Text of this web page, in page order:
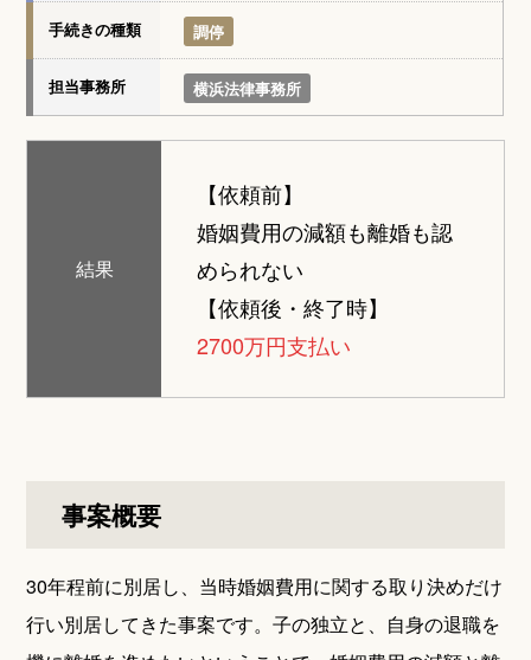
手続きの種類 調停
担当事務所 横浜法律事務所
結果
【依頼前】
婚姻費用の減額も離婚も認
められない
【依頼後・終了時】
2700万円支払い
事案概要
30年程前に別居し、当時婚姻費用に関する取り決めだけ
行い別居してきた事案です。子の独立と、自身の退職を